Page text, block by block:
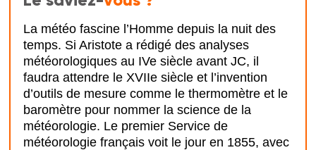
La météo fascine l’Homme depuis la nuit des
temps. Si Aristote a rédigé des analyses
météorologiques au IVe siècle avant JC, il
faudra attendre le XVIIe siècle et l’invention
d’outils de mesure comme le thermomètre et le
baromètre pour nommer la science de la
météorologie. Le premier Service de
météorologie français voit le jour en 1855, avec